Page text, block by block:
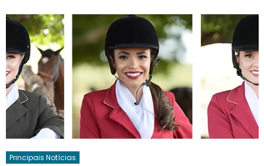
Principais Notícias